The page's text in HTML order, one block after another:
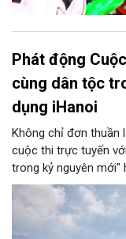
Phát động
cùng dân tộc
dụng iHanoi
Không chỉ đơn thuần
cuộc thi trực tuyến
trong kỷ nguyên mới"
chiến lược trong
thành niềm tin, thành